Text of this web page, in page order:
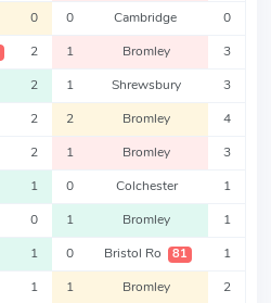
0 0 Cambridge 0
2 1 Bromley 3
2 1 Shrewsbury 3
2 2 Bromley 4
2 1 Bromley 3
1 0 Colchester 1
0 1 Bromley 1
1 0 Bristol Ro 81 1
1 1 Bromley 2